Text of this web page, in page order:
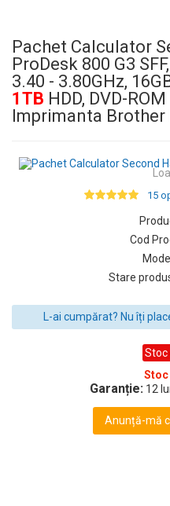
Pachet Calculator
ProDesk 800 G3
3.40 - 3.80GHz,
1TB HDD, DVD-
Imprimanta Brother
15
Cod
Stare
L-ai cumpărat? Nu îți
Stoc
Garanție: 12
Anunță-mă